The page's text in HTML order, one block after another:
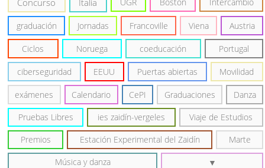
graduación Jornadas Francoville Viena Austria
Ciclos Noruega coeducación Portugal
ciberseguridad EEUU Puertas abiertas Movilidad
exámenes Calendario CePI Graduaciones Danza
Pruebas Libres ies zaidín-vergeles Viaje de Estudios
Premios Estación Experimental del Zaidín Marte
Música y danza